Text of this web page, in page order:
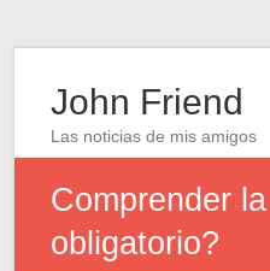
John Friend
Las noticias de mis amigos
Comprender
obligatorio?